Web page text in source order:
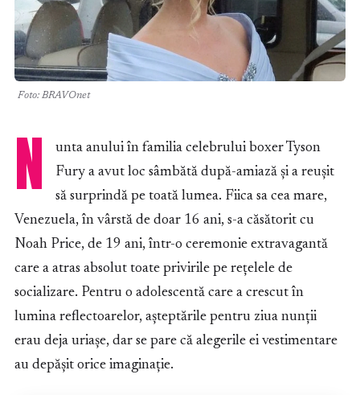
Foto: BRAVOnet
N
unta anului în familia celebrului boxer Tyson
Fury a avut loc sâmbătă după-amiază și a reușit
să surprindă pe toată lumea. Fiica sa cea mare,
Venezuela, în vârstă de doar 16 ani, s-a căsătorit cu
Noah Price, de 19 ani, într-o ceremonie extravagantă
care a atras absolut toate privirile pe rețelele de
socializare. Pentru o adolescentă care a crescut în
lumina reflectoarelor, așteptările pentru ziua nunții
erau deja uriașe, dar se pare că alegerile ei vestimentare
au depășit orice imaginație.